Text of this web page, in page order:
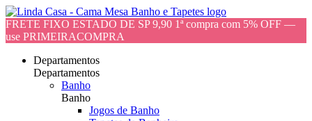
FRETE FIXO ESTADO DE SP 9,90 1ª compra com 5% OFF —
use PRIMEIRACOMPRA
Departamentos
Departamentos
Banho
Banho
Jogos de Banho